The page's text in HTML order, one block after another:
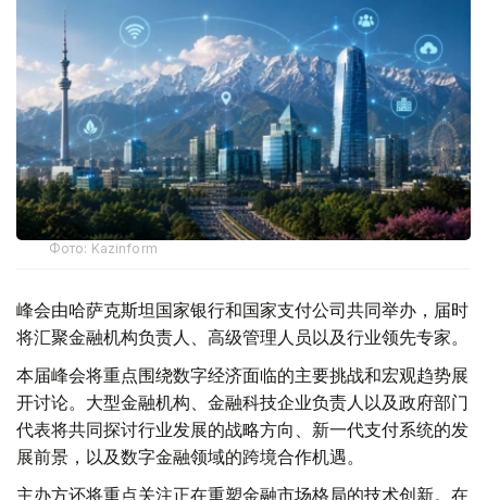
Фото: Kazinform
峰会由哈萨克斯坦国家银行和国家支付公司共同举办，届时
将汇聚金融机构负责人、高级管理人员以及行业领先专家。
本届峰会将重点围绕数字经济面临的主要挑战和宏观趋势展
开讨论。大型金融机构、金融科技企业负责人以及政府部门
代表将共同探讨行业发展的战略方向、新一代支付系统的发
展前景，以及数字金融领域的跨境合作机遇。
主办方还将重点关注正在重塑金融市场格局的技术创新。在